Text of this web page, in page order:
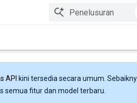
API kini tersedia secara umum.
semua fitur dan model terbaru.